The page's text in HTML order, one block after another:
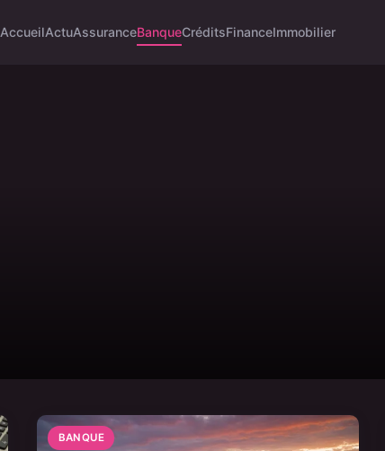
AccueilActuAssuranceBanqueCréditsFinanceImmobilier
BANQUE